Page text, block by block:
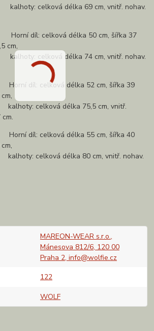
délka 69 cm, vnitř. nohav.
celková délka 50 cm, šířka 37
cm,
délka 74 cm, vnitř. nohav.
celková délka 52 cm, šířka 39
délka 75,5 cm, vnitř.
celková délka 55 cm, šířka 40
délka 80 cm, vnitř. nohav.
MAREON-WEAR s.r.o.,
Mánesova 812/6, 120 00
Praha 2, info@wolfie.cz
122
WOLF